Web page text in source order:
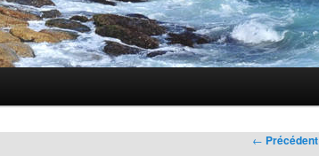
Navigation
← Précédent